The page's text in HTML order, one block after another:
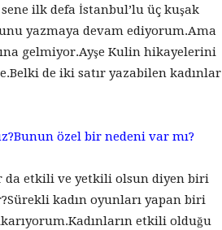
ilk defa İstanbul’lu üç kuşak
yazmaya devam ediyorum.Ama
gelmiyor.Ayşe Kulin hikayelerini
de iki satır yazabilen kadınlar
özel bir nedeni var mı?
da etkili ve yetkili olsun diyen biri
kadın oyunları yapan biri
etkili olduğu